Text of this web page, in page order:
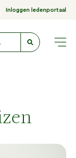
Inloggen ledenportaal